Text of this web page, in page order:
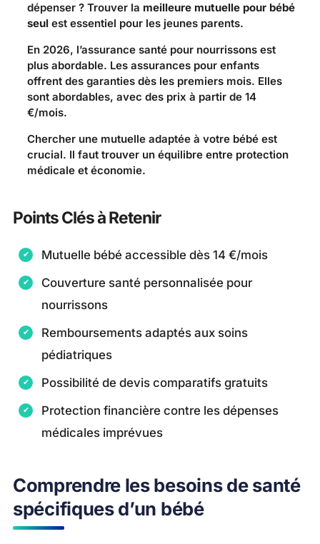
dépenser ? Trouver la meilleure mutuelle pour bébé
seul est essentiel pour les jeunes parents.
En 2026, l’assurance santé pour nourrissons est
plus abordable. Les assurances pour enfants
offrent des garanties dès les premiers mois. Elles
sont abordables, avec des prix à partir de 14
€/mois.
Chercher une mutuelle adaptée à votre bébé est
crucial. Il faut trouver un équilibre entre protection
médicale et économie.
Points Clés à Retenir
Mutuelle bébé accessible dès 14 €/mois
Couverture santé personnalisée pour
nourrissons
Remboursements adaptés aux soins
pédiatriques
Possibilité de devis comparatifs gratuits
Protection financière contre les dépenses
médicales imprévues
Comprendre les besoins de santé
spécifiques d’un bébé